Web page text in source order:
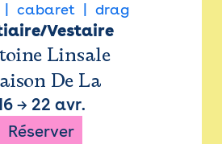
cabaret drag
Vestaire
Linsale
De La
→ 22 avr.
Réserver